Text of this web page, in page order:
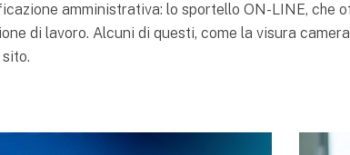
amministrativa: lo sportello ON-LINE, che
di lavoro. Alcuni di questi, come la visura